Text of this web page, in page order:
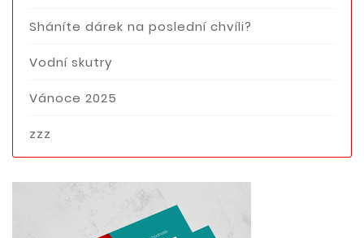
Sháníte dárek na poslední chvíli?
Vodní skutry
Vánoce 2025
zzz